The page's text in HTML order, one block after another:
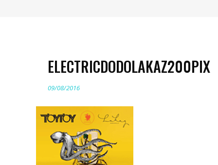
ELECTRICDODOLAKAZ200PIX
09/08/2016